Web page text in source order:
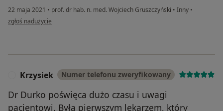
22 maja 2021 • prof. dr hab. n. med. Wojciech Gruszczyński • Inny •
w opinii użytkownika Henryk G.
zgłoś nadużycie
Krzysiek Numer telefonu zweryfikowany
Dr Durko poświęca dużo czasu i uwagi
pacjentowi. Była pierwszym lekarzem, który